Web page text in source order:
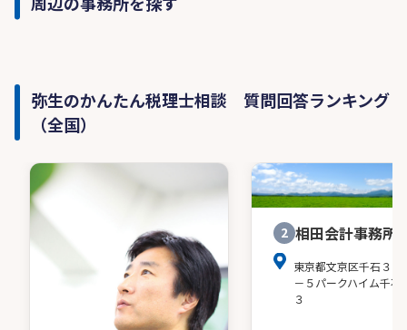
弥生のかんたん税理士相談 質問回答ランキング
（全国）
2 相田会計事務所
東京都文京区千石３－
－５パークハイム千石
３